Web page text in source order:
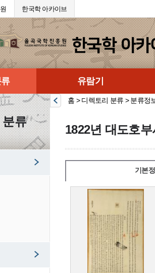
한국학 아카이브
유람기
류
홈 > 디렉토리 분류 > 분류정
1822년 대도호
기본